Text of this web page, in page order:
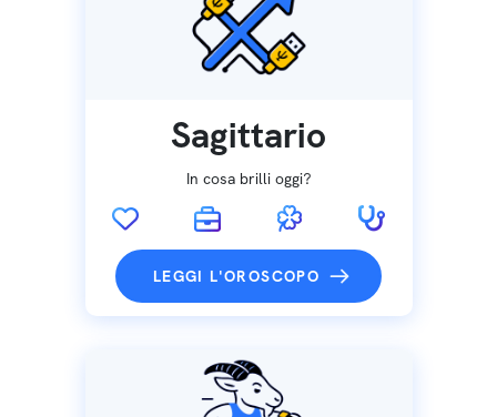
Sagittario
In cosa brilli oggi?
LEGGI L'OROSCOPO